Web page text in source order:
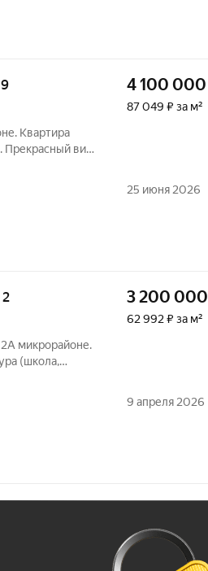
Квартира
Прекрасный вид
остановка,
4 100 000
87 049 ₽ за м²
25 июня 2026
2
микрорайоне.
(школа,
3 200 000
62 992 ₽ за м²
9 апреля 2026